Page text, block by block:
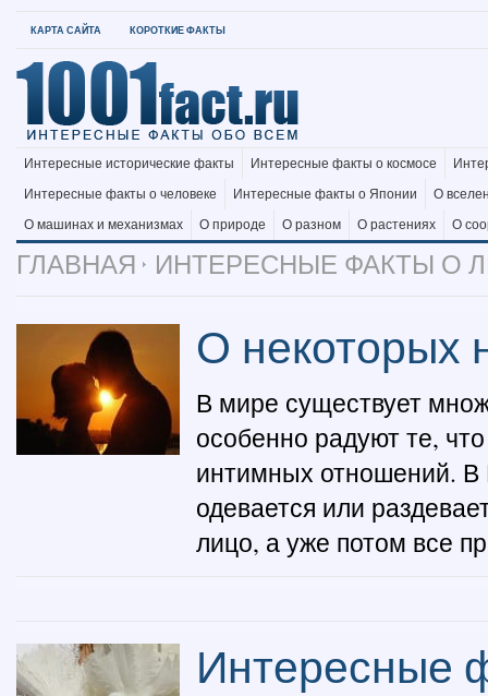
КАРТА САЙТА КОРОТКИЕ ФАКТЫ
Интересные исторические факты Интересные факты о космосе
Интересные факты о человеке
Интересные факты о Японии
О
О машинах и механизмах
О природе О разном О растениях О
ГЛАВНАЯ ИНТЕРЕСНЫЕ ФАКТЫ О
О некоторых
В мире существует
особенно радуют те,
интимных отношений. В
одевается или
лицо, а уже потом все
Интересные